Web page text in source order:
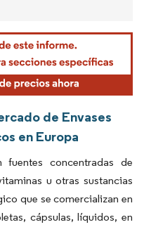
de Envases
en Europa
fuentes concentradas de
u otras sustancias
que se comercializan en
cápsulas, líquidos, en